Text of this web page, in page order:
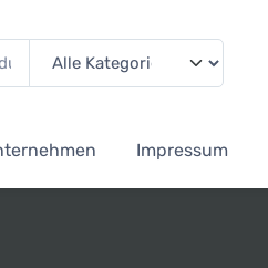
Impressum